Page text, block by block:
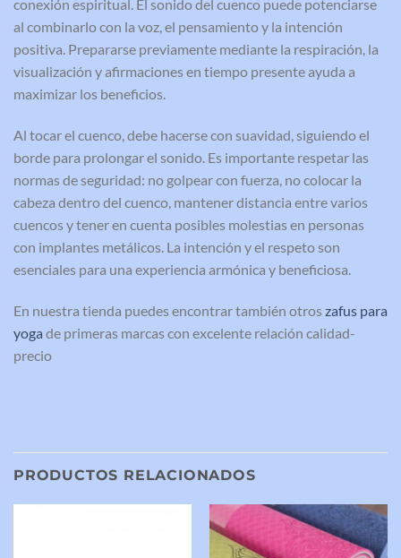
conexión espiritual. El sonido del cuenco puede potenciarse
al combinarlo con la voz, el pensamiento y la intención
positiva. Prepararse previamente mediante la respiración, la
visualización y afirmaciones en tiempo presente ayuda a
maximizar los beneficios.
Al tocar el cuenco, debe hacerse con suavidad, siguiendo el
borde para prolongar el sonido. Es importante respetar las
normas de seguridad: no golpear con fuerza, no colocar la
cabeza dentro del cuenco, mantener distancia entre varios
cuencos y tener en cuenta posibles molestias en personas
con implantes metálicos. La intención y el respeto son
esenciales para una experiencia armónica y beneficiosa.
En nuestra tienda puedes encontrar también otroszafus para
yoga de primeras marcas con excelente relación calidad-
precio
PRODUCTOS RELACIONADOS